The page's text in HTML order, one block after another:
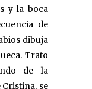
y la boca
de
dibuja
Trato
de la
se